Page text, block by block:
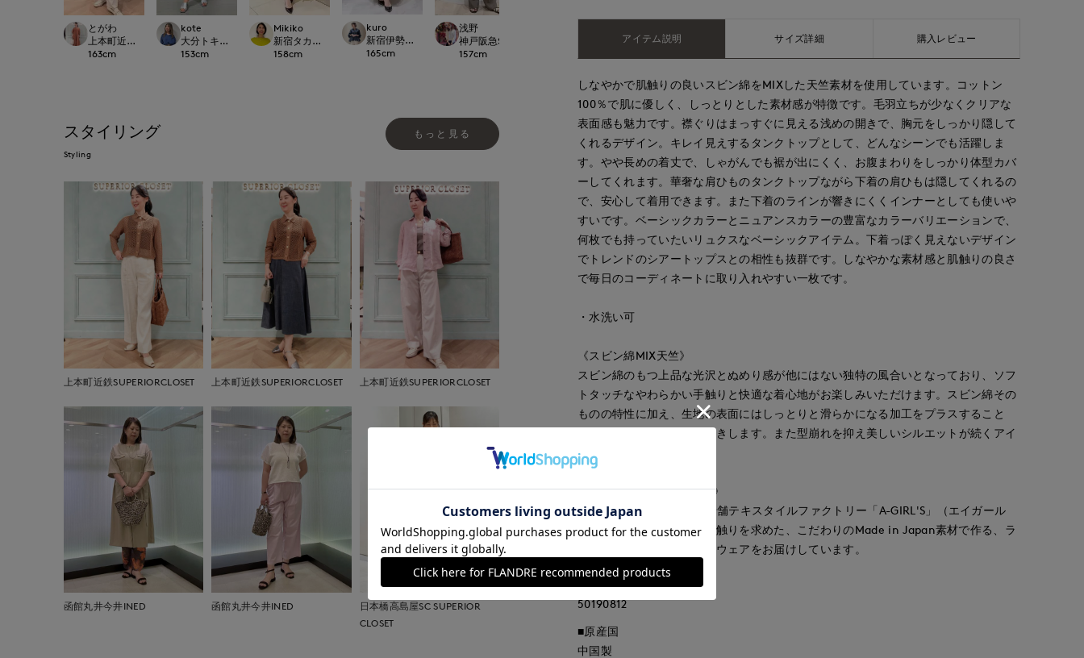
とがわ
上本町近鉄SUPERIORCLOSET
163cm
kote
大分トキハINED
153cm
Mikiko
新宿タカシマヤSUPERIOR CLOSET
158cm
kuro
新宿伊勢丹SUPERIOR CLOSET
165cm
浅野
神戸阪急SUPERIORCLOSET
157cm
上本町近鉄SUPERIORCLOSET
大宮そごうINED
新宿伊勢丹SUPERIOR CLOSET上本町近鉄SUPERIORCLOSET新宿タカシマヤSUPERIOR CLOSET
スタイリング
Styling
もっと見る
上本町近鉄SUPERIORCLOSET 上本町近鉄SUPERIORCLOSET 上本町近鉄SUPERIORCLOSET
函館丸井今井INED 函館丸井今井INED
日本橋高島屋SC SUPERIOR
CLOSET
アイテム説明 サイズ詳細 購入レビュー
しなやかで肌触りの良いスビン綿をMIXした天竺素材を使用しています。コットン
100％で肌に優しく、しっとりとした素材感が特徴です。毛羽立ちが少なくクリアな
表面感も魅力です。襟ぐりはまっすぐに見える浅めの開きで、胸元をしっかり隠して
くれるデザイン。キレイ見えするタンクトップとして、どんなシーンでも活躍しま
す。やや長めの着丈で、しゃがんでも裾が出にくく、お腹まわりをしっかり体型カバ
ーしてくれます。華奢な肩ひものタンクトップながら下着の肩ひもは隠してくれるの
で、安心して着用できます。また下着のラインが響きにくくインナーとしても使いや
すいです。ベーシックカラーとニュアンスカラーの豊富なカラーバリエーションで、
何枚でも持っていたいリュクスなベーシックアイテム。下着っぽく見えないデザイン
でトレンドのシアートップスとの相性も抜群です。しなやかな素材感と肌触りの良さ
で毎日のコーディネートに取り入れやすい一枚です。
・水洗い可
《スビン綿MIX天竺》
スビン綿のもつ上品な光沢とぬめり感が他にはない独特の風合いとなっており、ソフ
トタッチなやわらかい手触りと快適な着心地がお楽しみいただけます。スビン綿その
ものの特性に加え、生地の表面にはしっとりと滑らかになる加工をプラスすること
で、やさしい肌触りが長続きします。また型崩れを抑え美しいシルエットが続くアイ
テムです。
《A-GIRL’S/エイガールズ 》
和歌山で75年以上続く、老舗テキスタイルファクトリー「A-GIRL'S」（エイガール
ズ）。究極の軽やかさ、肌触りを求めた、こだわりのMade in Japan素材で作る、ラ
グジュアリーなカジュアルウェアをお届けしています。
■品番
50190812
■原産国
中国製